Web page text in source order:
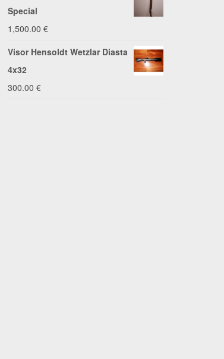
Special
1,500.00 €
Visor Hensoldt Wetzlar Diasta
4x32
300.00 €